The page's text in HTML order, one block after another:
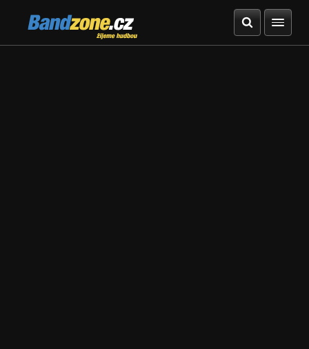
Bandzone.cz
žijeme hudbou